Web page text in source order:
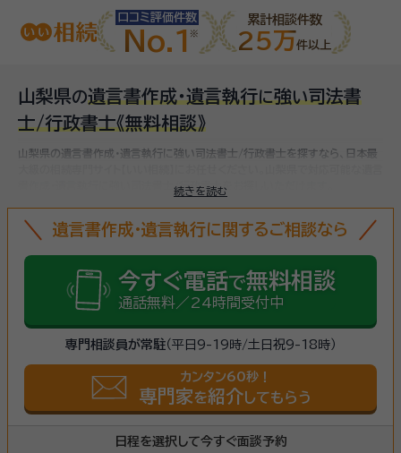
口コミ評価件数
No.1
累計相談件数
25万件以上
山梨県の遺言書作成・遺言執行に強い司法書
士/行政書士《無料相談》
続きを読む
山梨県の遺言書作成・遺言執行に強い司法書士/行政書士を探すなら、日本最
書作成・遺言執行に強い司法書士/行政書士をお探しいただけます。
遺言書作成・遺言執行に関するご相談なら
今すぐ電話で無料相談
通話無料／24時間受付中
専門相談員が常駐（平日9-19時/土日祝9-18時）
カンタン60秒！
専門家を紹介 してもらう
日程を選択して今すぐ面談予約